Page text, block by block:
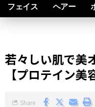
フェイス ヘアー
若々しい肌で美
【プロテイン美
Share